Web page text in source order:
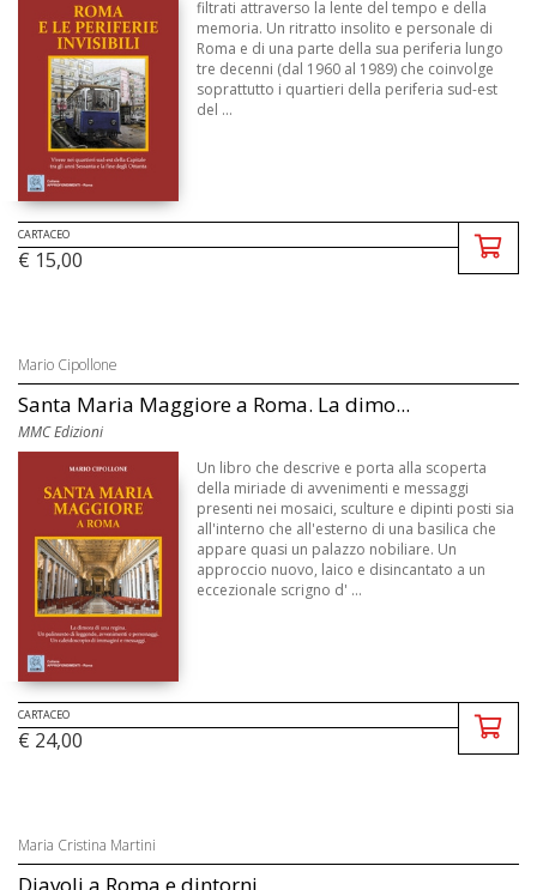
filtrati attraverso la lente del tempo e della
memoria. Un ritratto insolito e personale di
Roma e di una parte della sua periferia lungo
tre decenni (dal 1960 al 1989) che coinvolge
soprattutto i quartieri della periferia sud-est
del ...
CARTACEO
€ 15,00
Mario Cipollone
Santa Maria Maggiore a Roma. La dimo...
MMC Edizioni
Un libro che descrive e porta alla scoperta
della miriade di avvenimenti e messaggi
presenti nei mosaici, sculture e dipinti posti sia
all'interno che all'esterno di una basilica che
appare quasi un palazzo nobiliare. Un
approccio nuovo, laico e disincantato a un
eccezionale scrigno d' ...
CARTACEO
€ 24,00
Maria Cristina Martini